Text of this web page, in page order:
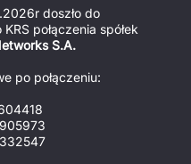
doszło do
S.A.
po połączeniu: